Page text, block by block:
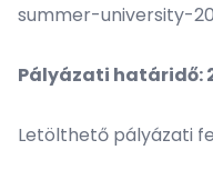
summer-university-
Pályázati határidő:
Letölthető pályázati